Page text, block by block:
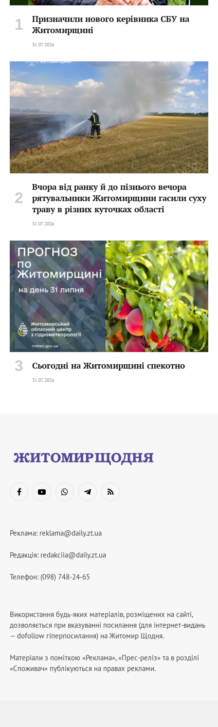
Призначили нового керівника СБУ на
Житомирщині
31.07.2026
Вчора від ранку й до пізнього вечора
рятувальники Житомирщини гасили суху
траву в різних куточках області
31.07.2026
Сьогодні на Житомирщині спекотно
31.07.2026
FacebookYouTubeWhatsAppTelegramRSS
Реклама: reklama@daily.zt.ua
Редакція: redakciia@daily.zt.ua
Телефон: (098) 748-24-65
Використання будь-яких матеріалів, розміщених на сайті,
дозволяється при вказуванні посилання (для інтернет-видань
— dofollow гіперпосилання) на Житомир Щодня.
Матеріали з поміткою «Реклама», «Прес-реліз» та в розділі
«Споживач» публікуються на правах реклами.